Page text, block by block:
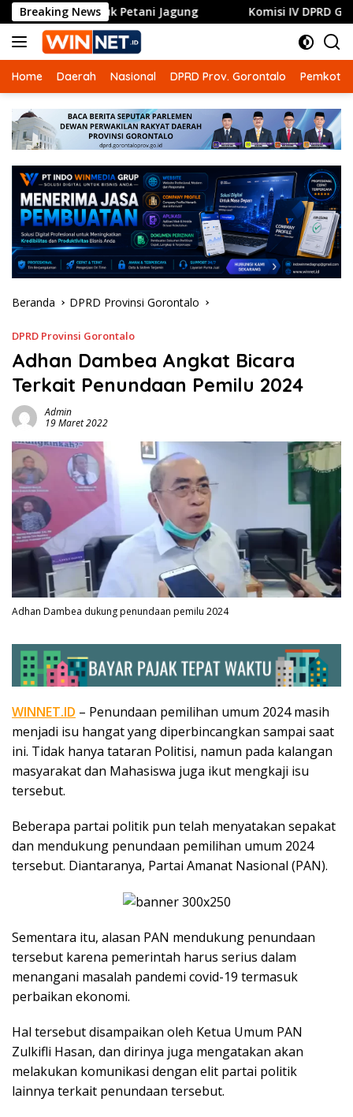
Langsung
ke
konten
Breaking News
Petani Jagung Komisi IV DPRD Gorontalo Dorong
Home Daerah Nasional DPRD Prov. Gorontalo Pemkot
Beranda DPRD Provinsi Gorontalo
DPRD Provinsi Gorontalo
Adhan Dambea Angkat Bicara
Terkait Penundaan Pemilu 2024
Admin
19 Maret 2022
Adhan Dambea dukung penundaan pemilu 2024
WINNET.ID – Penundaan pemilihan umum 2024 masih
menjadi isu hangat yang diperbincangkan sampai saat
ini. Tidak hanya tataran Politisi, namun pada kalangan
masyarakat dan Mahasiswa juga ikut mengkaji isu
tersebut.
Beberapa partai politik pun telah menyatakan sepakat
dan mendukung penundaan pemilihan umum 2024
tersebut. Diantaranya, Partai Amanat Nasional (PAN).
Sementara itu, alasan PAN mendukung penundaan
tersebut karena pemerintah harus serius dalam
menangani masalah pandemi covid-19 termasuk
perbaikan ekonomi.
Hal tersebut disampaikan oleh Ketua Umum PAN
Zulkifli Hasan, dan dirinya juga mengatakan akan
melakukan komunikasi dengan elit partai politik
lainnya terkait penundaan tersebut.